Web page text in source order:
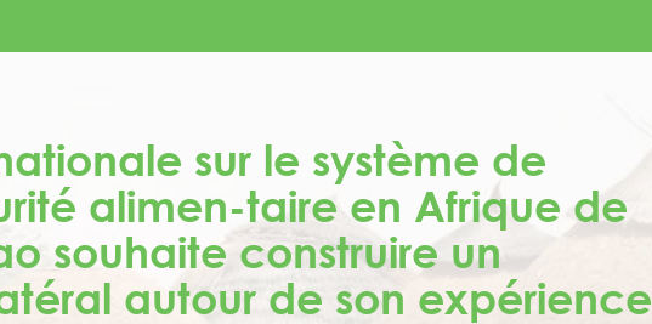
sur le système de
alimen-taire en Afrique de
souhaite construire un
autour de son expérience